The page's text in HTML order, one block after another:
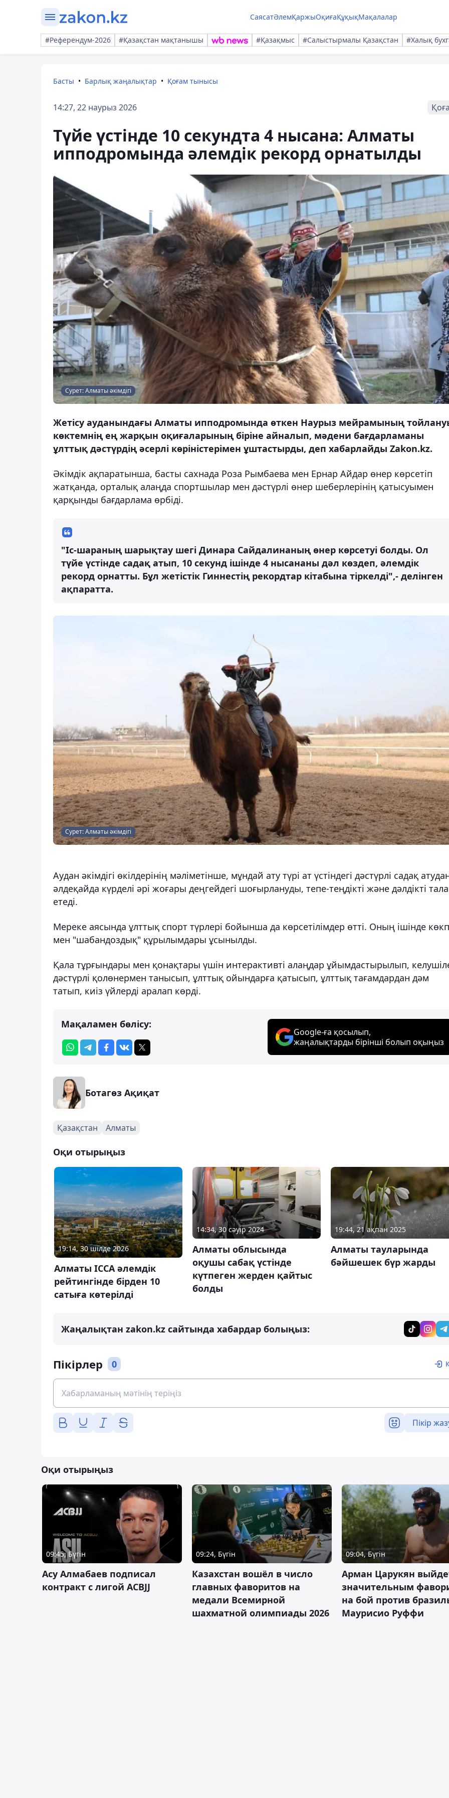
СаясатӘлемҚаржыОқиғаҚұқықМақалалар
#Референдум-2026 #Қазақстан мақтанышы #Қазақмыс #Салыстырмалы Қазақстан #Халық
Басты Барлық жаңалықтар Қоғам тынысы
14:27, 22 наурыз 2026
Түйе үстінде 10 секундта 4 нысана: Алматы
ипподромында әлемдік рекорд орнатылды
Сурет: Алматы әкімдігі
Жетісу ауданындағы Алматы ипподромында өткен Наурыз мейрамының
көктемнің ең жарқын оқиғаларының біріне айналып, мәдени бағдарламаны
ұлттық дәстүрдің әсерлі көріністерімен ұштастырды, деп хабарлайды Zakon.kz.
Әкімдік ақпаратынша, басты сахнада Роза Рымбаева мен Ернар Айдар өнер көрсетіп
жатқанда, орталық алаңда спортшылар мен дәстүрлі өнер шеберлерінің қатысуымен
қарқынды бағдарлама өрбіді.
"Іс-шараның шарықтау шегі Динара Сайдалинаның өнер көрсетуі болды. Ол
түйе үстінде садақ атып, 10 секунд ішінде 4 нысананы дәл көздеп, әлемдік
рекорд орнатты. Бұл жетістік Гиннестің рекордтар кітабына тіркелді",- делінген
ақпаратта.
Сурет: Алматы әкімдігі
Аудан әкімдігі өкілдерінің мәліметінше, мұндай ату түрі ат үстіндегі дәстүрлі садақ
әлдеқайда күрделі әрі жоғары деңгейдегі шоғырлануды, тепе-теңдікті және дәлдікті
етеді.
Мереке аясында ұлттық спорт түрлері бойынша да көрсетілімдер өтті. Оның ішінде
мен "шабандоздық" құрылымдары ұсынылды.
Қала тұрғындары мен қонақтары үшін интерактивті алаңдар ұйымдастырылып,
дәстүрлі қолөнермен танысып, ұлттық ойындарға қатысып, ұлттық тағамдардан дәм
татып, киіз үйлерді аралап көрді.
Мақаламен бөлісу:
Google-ға қосылып,
жаңалықтарды бірінші болып оқыңыз
Ботагөз Ақиқат
Қазақстан Алматы
Оқи отырыңыз
19:14, 30 шілде 2026
Алматы ICCA әлемдік
рейтингінде бірден 10
сатыға көтерілді
14:34, 30 сәуір 2024
Алматы облысында
оқушы сабақ үстінде
күтпеген жерден қайтыс
болды
19:44, 21 ақпан 2025
Алматы тауларында
бәйшешек бүр жарды
Жаңалықтан zakon.kz сайтында хабардар болыңыз:
Пікірлер 0
Пікір
Оқи отырыңыз
09:45, Бүгін
Асу Алмабаев подписал
контракт с лигой ACBJJ
09:24, Бүгін
Казахстан вошёл в число
главных фаворитов на
медали Всемирной
шахматной олимпиады 2026
09:04, Бүгін
Арман Царукян
значительным
на бой против
Маурисио Руффи